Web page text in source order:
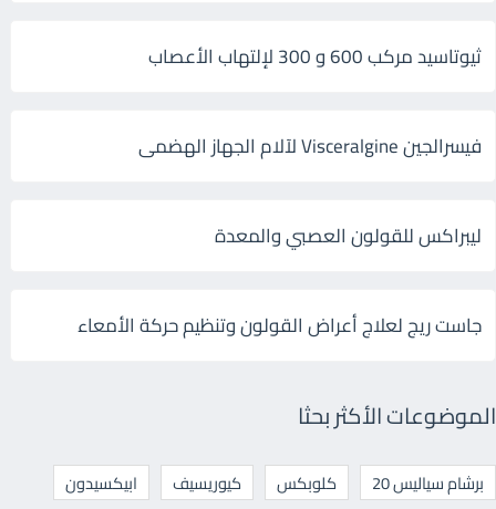
ثيوتاسيد مركب 600 و 300 لإلتهاب الأعصاب
فيسرالجين Visceralgine لآلام الجهاز الهضمى
ليبراكس للقولون العصبي والمعدة
جاست ريج لعلاج أعراض القولون وتنظيم حركة الأمعاء
الموضوعات الأكثر بحثا
برشام سياليس 20 كلوبكس كيوريسيف
ابيكسيدون